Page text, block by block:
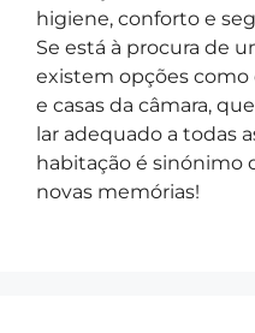
higiene, conforto e
Se está à procura de
existem opções
e casas da câmara,
lar adequado a todas
habitação é sinónimo
novas memórias!